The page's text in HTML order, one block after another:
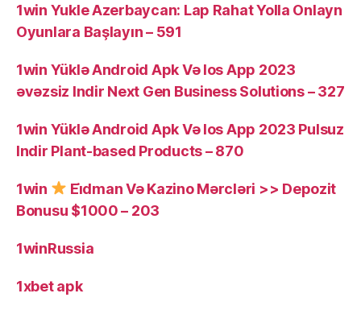
1win Yukle Azerbaycan: Lap Rahat Yolla Onlayn
Oyunlara Başlayın – 591
1win Yüklə Android Apk Və Ios App 2023
əvəzsiz Indir Next Gen Business Solutions – 327
1win Yüklə Android Apk Və Ios App 2023 Pulsuz
Indir Plant-based Products – 870
1win
Ei̇dman Və Kazino Mərcləri >> Depozit
Bonusu $1000 – 203
1winRussia
1xbet apk